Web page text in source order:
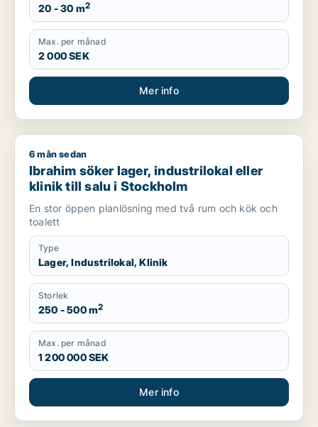
20 - 30 m2
Max. per månad
2 000 SEK
Mer info
Ibrahim söker lager, industrilokal eller klinik till salu i
6 mån sedan
Ibrahim söker lager, industrilokal eller
klinik till salu i Stockholm
En stor öppen planlösning med två rum och kök och
toalett
Type
Lager, Industrilokal, Klinik
Storlek
250 - 500 m2
Max. per månad
1 200 000 SEK
Mer info